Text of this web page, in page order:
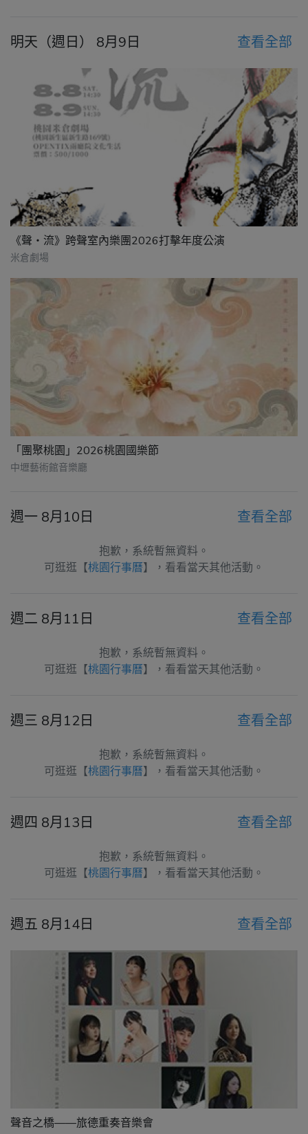
明天（週日） 8月9日 查看全部
《聲・流》跨聲室內樂團2026打擊年度公演
米倉劇場
「團聚桃園」2026桃園國樂節
中壢藝術館音樂廳
週一 8月10日 查看全部
抱歉，系統暫無資料。
可逛逛【桃園行事曆】，看看當天其他活動。
週二 8月11日 查看全部
抱歉，系統暫無資料。
可逛逛【桃園行事曆】，看看當天其他活動。
週三 8月12日 查看全部
抱歉，系統暫無資料。
可逛逛【桃園行事曆】，看看當天其他活動。
週四 8月13日 查看全部
抱歉，系統暫無資料。
可逛逛【桃園行事曆】，看看當天其他活動。
週五 8月14日 查看全部
聲音之橋——旅德重奏音樂會